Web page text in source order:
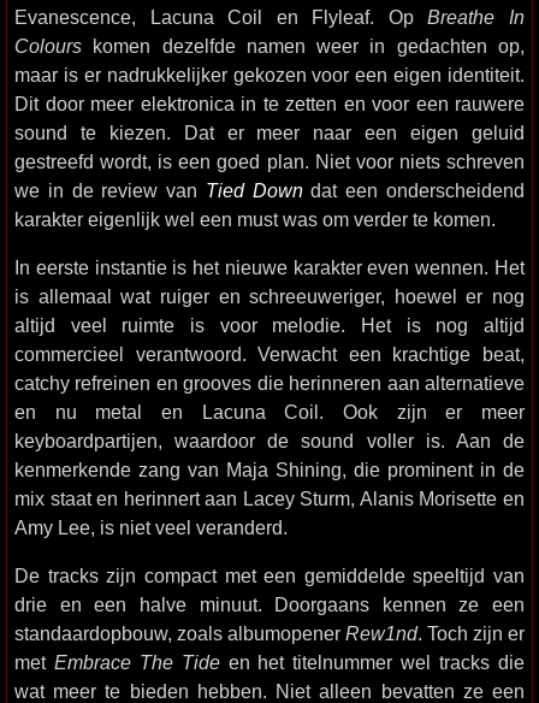
Evanescence, Lacuna Coil en Flyleaf. OpBreathe In
Colours komen dezelfde namen weer in gedachten op,
maar is er nadrukkelijker gekozen voor een eigen identiteit.
Dit door meer elektronica in te zetten en voor een rauwere
sound te kiezen. Dat er meer naar een eigen geluid
gestreefd wordt, is een goed plan. Niet voor niets schreven
we in de review van Tied Downdat een onderscheidend
karakter eigenlijk wel een must was om verder te komen.
In eerste instantie is het nieuwe karakter even wennen. Het
is allemaal wat ruiger en schreeuweriger, hoewel er nog
altijd veel ruimte is voor melodie. Het is nog altijd
commercieel verantwoord. Verwacht een krachtige beat,
catchy refreinen en grooves die herinneren aan alternatieve
en nu metal en Lacuna Coil. Ook zijn er meer
keyboardpartijen, waardoor de sound voller is. Aan de
kenmerkende zang van Maja Shining, die prominent in de
mix staat en herinnert aan Lacey Sturm, Alanis Morisette en
Amy Lee, is niet veel veranderd.
De tracks zijn compact met een gemiddelde speeltijd van
drie en een halve minuut. Doorgaans kennen ze een
standaardopbouw, zoals albumopener Rew1nd. Toch zijn er
met Embrace The Tideen het titelnummer wel tracks die
wat meer te bieden hebben. Niet alleen bevatten ze een